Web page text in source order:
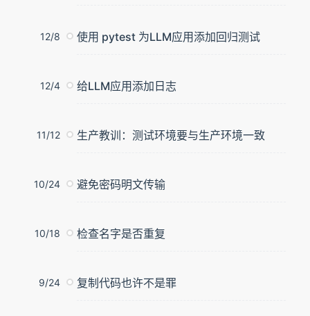
12/8 使用 pytest 为LLM应用添加回归测试
12/4 给LLM应用添加日志
11/12 生产教训：测试环境要与生产环境一致
10/24 避免密码明文传输
10/18 检查名字是否重复
9/24 复制代码也许不是罪